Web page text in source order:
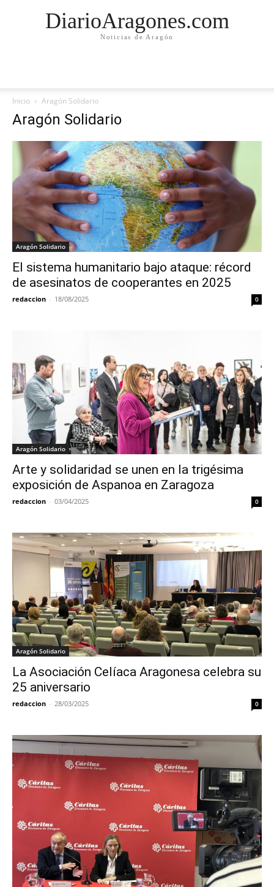
DiarioAragones.com
Noticias de Aragón
Inicio Aragón Solidario
Aragón Solidario
Aragón Solidario
El sistema humanitario bajo ataque: récord
de asesinatos de cooperantes en 2025
redaccion - 18/08/2025 0
Aragón Solidario
Arte y solidaridad se unen en la trigésima
exposición de Aspanoa en Zaragoza
redaccion - 03/04/2025 0
Aragón Solidario
La Asociación Celíaca Aragonesa celebra su
25 aniversario
redaccion - 28/03/2025 0